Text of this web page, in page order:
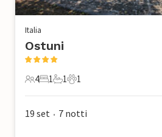
Italia
Ostuni
4 Ospiti
4
1 Camera da letto
1
1 Bagno
1
1 Animale domestico
1
19 set • 7 notti